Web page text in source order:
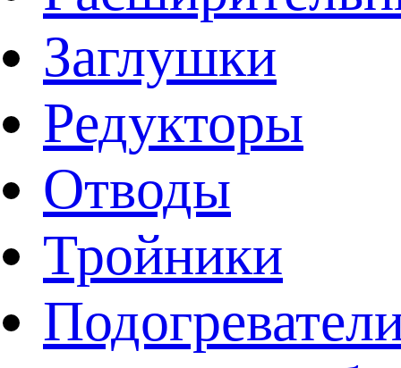
Заглушки
Редукторы
Отводы
Тройники